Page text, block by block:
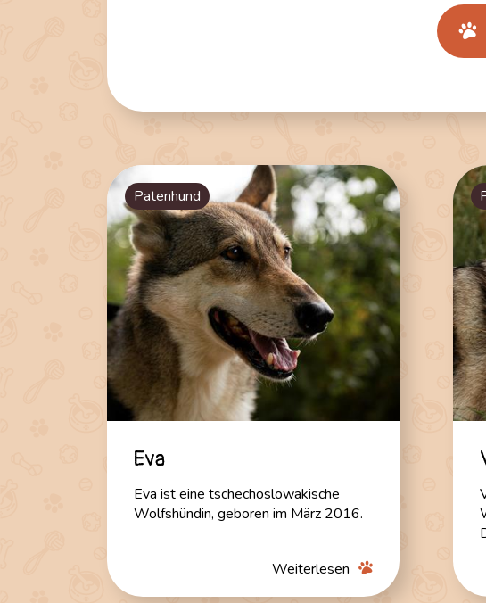
Patenhund
Eva
Eva ist eine tschechoslowakische
Wolfshündin, geboren im März 2016.
Weiterlesen